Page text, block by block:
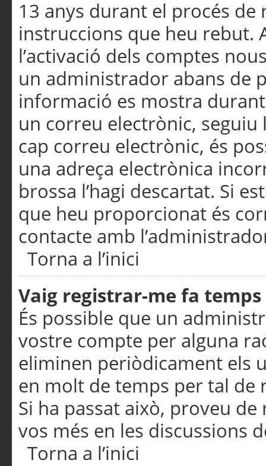
13 anys durant el procés de
instruccions que heu rebut.
l’activació dels comptes
un administrador abans de
informació es mostra
un correu electrònic,
cap correu electrònic, és
una adreça electrònica
brossa l’hagi descartat. Si
que heu proporcionat és
contacte amb
Torna a l’inici
Vaig registrar-me fa
És possible que un
vostre compte per alguna
eliminen periòdicament els
en molt de temps per tal de
Si ha passat això, proveu
vos més en les discussions
Torna a l’inici